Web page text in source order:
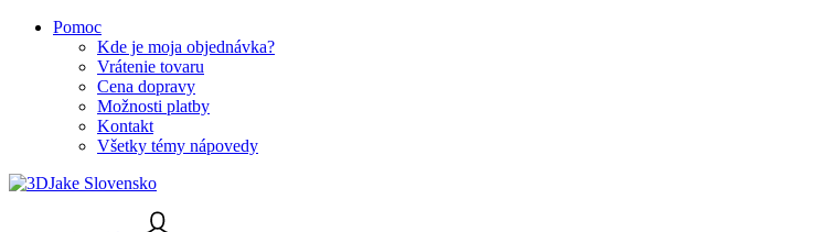
Pomoc
Kde je moja objednávka?
Vrátenie tovaru
Cena dopravy
Možnosti platby
Kontakt
Všetky témy nápovedy